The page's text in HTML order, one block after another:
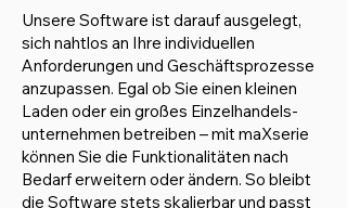
Unsere Software ist darauf ausgelegt,
sich nahtlos an Ihre individuellen
Anforderungen und Geschäftsprozesse
anzupassen. Egal ob Sie einen kleinen
Laden oder ein großes Einzelhandels-
unternehmen betreiben – mit maXserie
können Sie die Funktionalitäten nach
Bedarf erweitern oder ändern. So bleibt
die Software stets skalierbar und passt